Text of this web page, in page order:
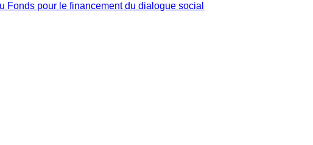
Fonds pour le financement du dialogue social